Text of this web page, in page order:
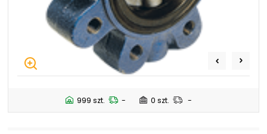
999 szt. - 0 szt. -